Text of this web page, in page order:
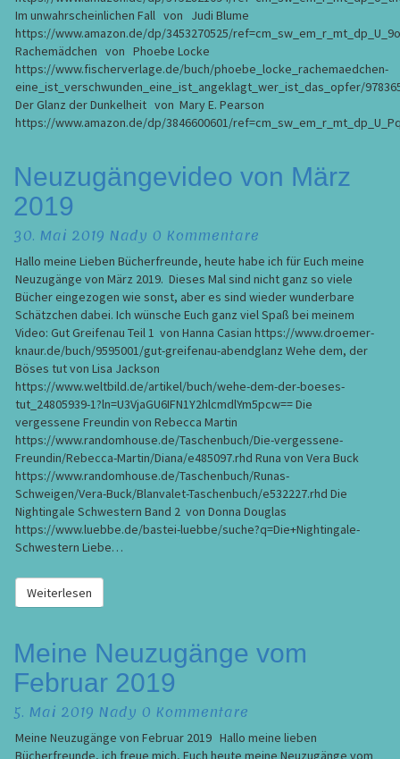
Im unwahrscheinlichen Fall von Judi Blume
https://www.amazon.de/dp/3453270525/
Rachemädchen von Phoebe Locke
https://www.fischerverlage.de/buch/phoebe_locke_rachemaedchen-
eine_ist_verschwunden_eine_ist_angeklagt_wer_ist_das_opfer/
Der Glanz der Dunkelheit von Mary E. Pearson
https://www.amazon.de/dp/3846600601/
Neuzugängevideo
von
März
Neuzugängevideo von März
2019
30. Mai 2019 Nady Kommentare
0 Kommentare
Hallo meine Lieben Bücherfreunde, heute habe ich für Euch meine
Neuzugänge von März 2019. Dieses Mal sind nicht ganz so viele
Bücher eingezogen wie sonst, aber es sind wieder wunderbare
Schätzchen dabei. Ich wünsche Euch ganz viel Spaß bei meinem
Video: Gut Greifenau Teil 1 von Hanna Casian https://www.droemer-
knaur.de/buch/9595001/gut-greifenau-abendglanz Wehe dem, der
Böses tut von Lisa Jackson
https://www.weltbild.de/artikel/buch/wehe-dem-der-boeses-
tut_24805939-1?ln=U3VjaGU6IFN1Y2hlcmdlYm5pcw== Die
vergessene Freundin von Rebecca Martin
https://www.randomhouse.de/Taschenbuch/Die-vergessene-
Freundin/Rebecca-Martin/Diana/e485097.rhd Runa von Vera Buck
https://www.randomhouse.de/Taschenbuch/Runas-
Schweigen/Vera-Buck/Blanvalet-Taschenbuch/e532227.rhd Die
Nightingale Schwestern Band 2 von Donna Douglas
https://www.luebbe.de/bastei-luebbe/suche?q=Die+Nightingale-
Schwestern Liebe…
Weiterlesen
Meine
Neuzugänge
vom
2019
Meine Neuzugänge vom
Februar 2019
5. Mai 2019 Nady Kommentare
0 Kommentare
Meine Neuzugänge von Februar 2019 Hallo meine lieben
Bücherfreunde, ich freue mich, Euch heute meine Neuzugänge vom